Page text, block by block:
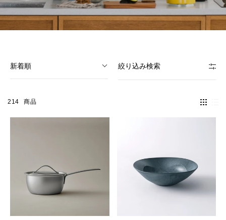
す
る
新着順 絞り込み検索
214 商品